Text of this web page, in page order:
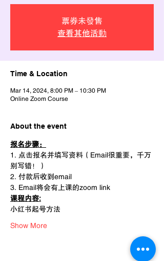
票券未發售
查看其他活動
Time & Location
Mar 14, 2024, 8:00 PM – 10:30 PM
Online Zoom Course
About the event
报名步骤：
1. 点击报名并填写资料（Email很重要，千万
别写错！）
2. 付款后收到email
3. Email将会有上课的zoom link
课程内容:
小红书起号方法
Show More